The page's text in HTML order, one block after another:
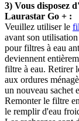
3) Vous disposez
Laurastar Go + :
Veuillez utiliser le
avant son
pour filtres à eau
deviennent
filtre à eau. Retirer
aux ordures
un nouveau sachet
Remonter le filtre
le remplir d'eau